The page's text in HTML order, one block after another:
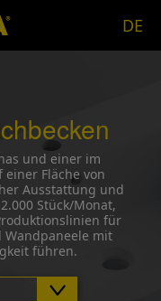
DE
und einer im
Fläche von
Ausstattung und
Stück/Monat,
für
Wandpaneele mit
führen.